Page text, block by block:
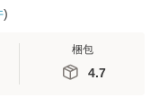
)
梱包
4.7